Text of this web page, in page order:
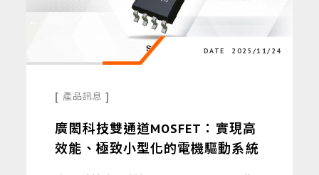
DATE 2025/11/24
[ 產品訊息 ]
廣閎科技雙通道MOSFET：實現高
效能、極致小型化的電機驅動系統